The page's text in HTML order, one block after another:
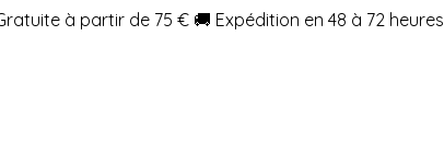
à partir de 75 € 🚚 Expédition en 48 à 72 heures